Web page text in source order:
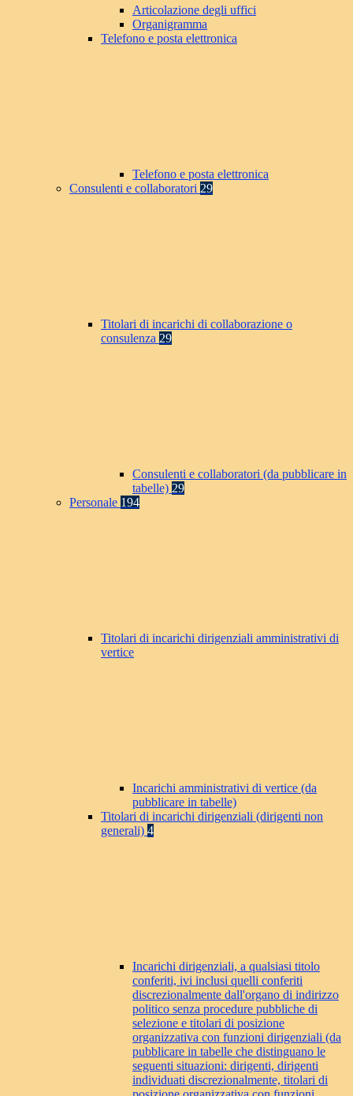
Articolazione degli uffici
Organigramma
Telefono e posta elettronica
Telefono e posta elettronica
Consulenti e collaboratori 29
Titolari di incarichi di collaborazione o
consulenza 29
Consulenti e collaboratori (da pubblicare in
tabelle) 29
Personale 194
Titolari di incarichi dirigenziali amministrativi di
vertice
Incarichi amministrativi di vertice (da
pubblicare in tabelle)
Titolari di incarichi dirigenziali (dirigenti non
generali) 4
Incarichi dirigenziali, a qualsiasi titolo
conferiti, ivi inclusi quelli conferiti
discrezionalmente dall'organo di indirizzo
politico senza procedure pubbliche di
selezione e titolari di posizione
organizzativa con funzioni dirigenziali (da
pubblicare in tabelle che distinguano le
seguenti situazioni: dirigenti, dirigenti
individuati discrezionalmente, titolari di